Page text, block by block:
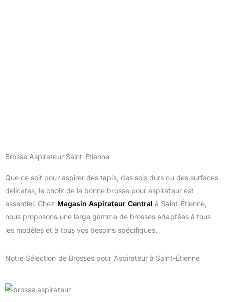
Brosse Aspirateur Saint-Étienne
Que ce soit pour aspirer des tapis, des sols durs ou des surfaces
délicates, le choix de la bonne brosse pour aspirateur est
essentiel. Chez Magasin Aspirateur Central à Saint-Étienne,
nous proposons une large gamme de brosses adaptées à tous
les modèles et à tous vos besoins spécifiques.
Notre Sélection de Brosses pour Aspirateur à Saint-Étienne